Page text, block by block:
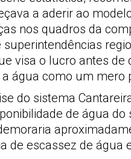
a aderir ao
nos quadros da
visa o lucro antes de
água como um
do sistema
de água
de escassez de água